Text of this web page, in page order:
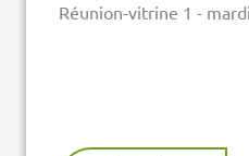
Réunion-vitrine 1 -